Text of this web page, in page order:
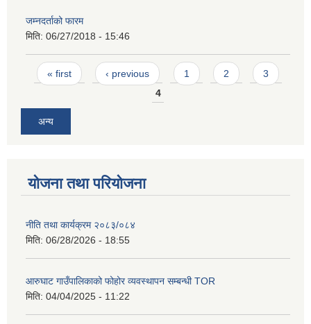
जम्नदर्ताको फारम
मिति: 06/27/2018 - 15:46
Pages
« first ‹ previous 1 2
3
4
अन्य
योजना तथा परियोजना
नीति तथा कार्यक्रम २०८३/०८४
मिति: 06/28/2026 - 18:55
आरुघाट गाउँपालिकाको फोहोर व्यवस्थापन सम्बन्धी TOR
मिति: 04/04/2025 - 11:22